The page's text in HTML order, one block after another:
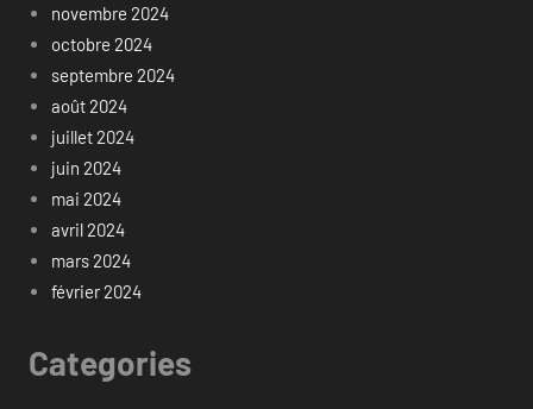
novembre 2024
octobre 2024
septembre 2024
août 2024
juillet 2024
juin 2024
mai 2024
avril 2024
mars 2024
février 2024
Categories